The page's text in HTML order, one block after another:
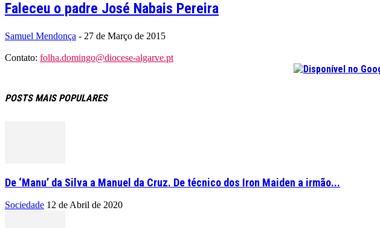
Faleceu o padre José Nabais Pereira
Samuel Mendonça - 27 de Março de 2015
Contato: folha.domingo@diocese-algarve.pt
POSTS MAIS POPULARES
De ‘Manu’ da Silva a Manuel da Cruz. De técnico dos Iron Maiden a irmão...
Sociedade 12 de Abril de 2020